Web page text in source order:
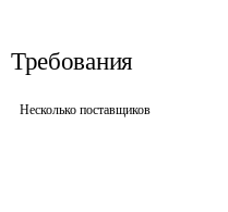
Требования
Несколько поставщиков